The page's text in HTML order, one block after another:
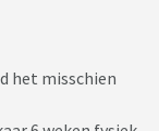
het misschien